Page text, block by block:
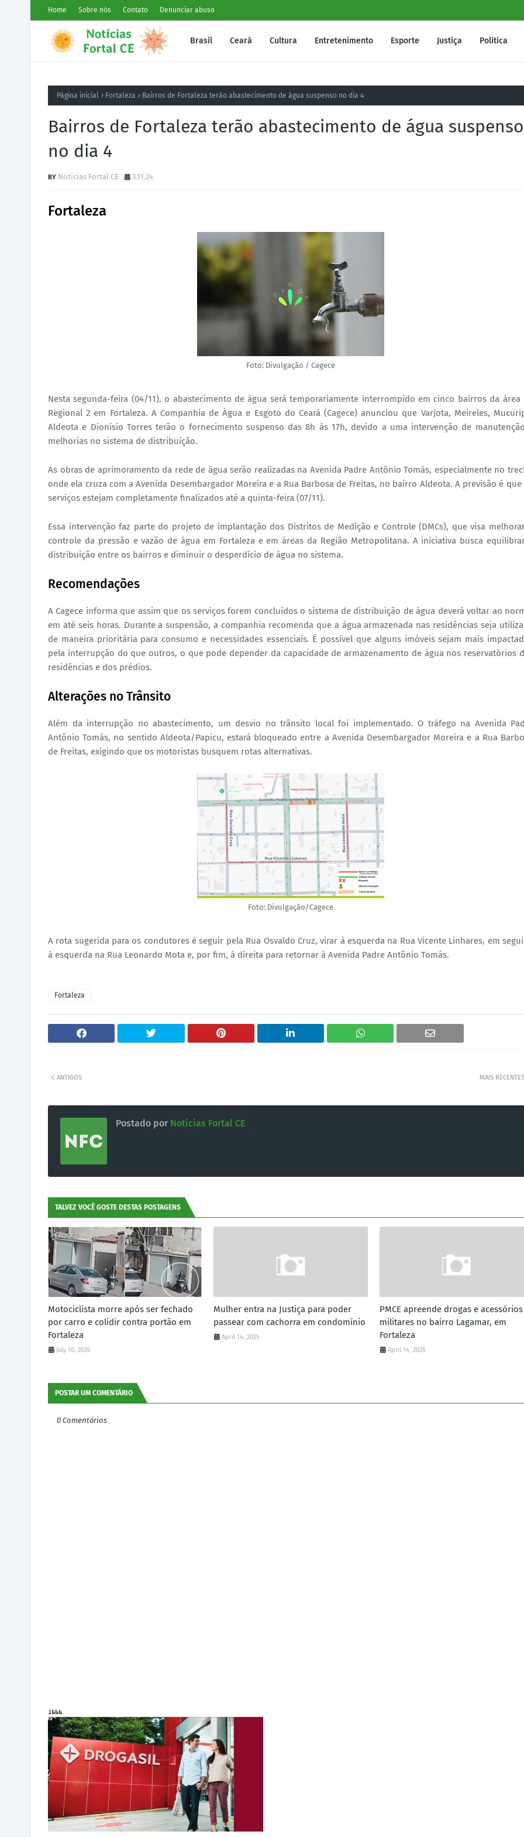
Home Sobre nós Contato Denunciar abuso
Brasil Ceará Cultura Entretenimento Esporte Justiça Política
Página inicial Fortaleza Bairros de Fortaleza terão abastecimento de água suspenso no dia 4
Bairros de Fortaleza terão abastecimento de água suspenso
no dia 4
Notícias Fortal CE 3.11.24
Fortaleza
Foto: Divulgação / Cagece
Nesta segunda-feira (04/11), o abastecimento de água será temporariamente interrompido em cinco bairros da área
Regional 2 em Fortaleza. A Companhia de Água e Esgoto do Ceará (Cagece) anunciou que Varjota, Meireles,
Aldeota e Dionísio Torres terão o fornecimento suspenso das 8h às 17h, devido a uma intervenção de
melhorias no sistema de distribuição.
As obras de aprimoramento da rede de água serão realizadas na Avenida Padre Antônio Tomás, especialmente no
onde ela cruza com a Avenida Desembargador Moreira e a Rua Barbosa de Freitas, no bairro Aldeota. A previsão é que
serviços estejam completamente finalizados até a quinta-feira (07/11).
Essa intervenção faz parte do projeto de implantação dos Distritos de Medição e Controle (DMCs), que visa
controle da pressão e vazão de água em Fortaleza e em áreas da Região Metropolitana. A iniciativa busca
distribuição entre os bairros e diminuir o desperdício de água no sistema.
Recomendações
A Cagece informa que assim que os serviços forem concluídos o sistema de distribuição de água deverá voltar ao
em até seis horas. Durante a suspensão, a companhia recomenda que a água armazenada nas residências seja
de maneira prioritária para consumo e necessidades essenciais. É possível que alguns imóveis sejam mais
pela interrupção do que outros, o que pode depender da capacidade de armazenamento de água nos reservatórios
residências e dos prédios.
Alterações no Trânsito
Além da interrupção no abastecimento, um desvio no trânsito local foi implementado. O tráfego na Avenida
Antônio Tomás, no sentido Aldeota/Papicu, estará bloqueado entre a Avenida Desembargador Moreira e a Rua
de Freitas, exigindo que os motoristas busquem rotas alternativas.
Foto: Divulgação/Cagece
A rota sugerida para os condutores é seguir pela Rua Osvaldo Cruz, virar à esquerda na Rua Vicente Linhares, em
à esquerda na Rua Leonardo Mota e, por fim, à direita para retornar à Avenida Padre Antônio Tomás.
Fortaleza
MAIS RECENTES
ANTIGOS
Postado por Notícias Fortal CE
TALVEZ VOCÊ GOSTE DESTAS POSTAGENS
Motociclista morre após ser fechado
por carro e colidir contra portão em
Fortaleza
July 10, 2026
Mulher entra na Justiça para poder
passear com cachorra em condomínio
April 14, 2025
PMCE apreende drogas e acessórios
militares no bairro Lagamar, em
Fortaleza
April 14, 2025
POSTAR UM COMENTÁRIO
0 Comentários